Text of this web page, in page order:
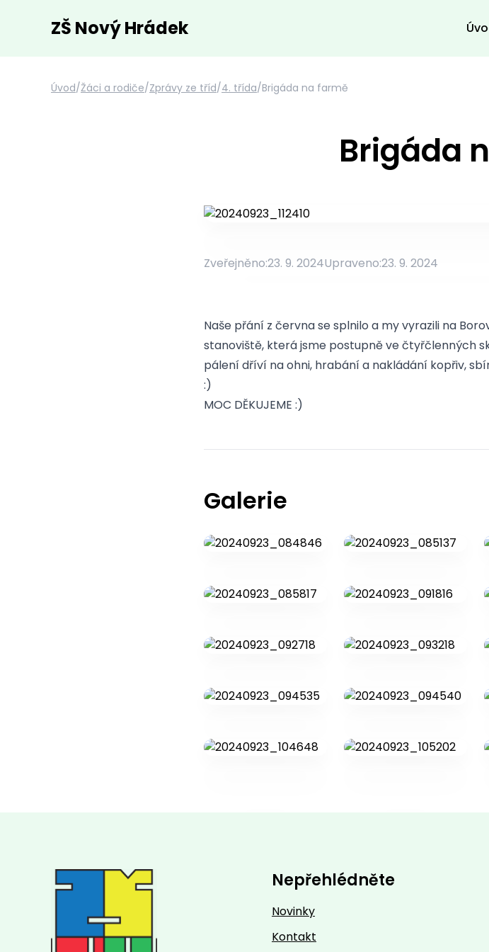
ZŠ Nový Hrádek
Úvod/Žáci a rodiče/Zprávy ze tříd/4. třída/Brigáda na farmě
Brigáda
Zveřejněno:23. 9. 2024Upraveno:23. 9. 2024
Naše přání z června se splnilo a my vyrazili na
stanoviště, která jsme postupně ve čtyřčlenných
pálení dříví na ohni, hrabání a nakládání kopřiv,
:)
MOC DĚKUJEME :)
Galerie
Nepřehlédněte
Novinky
Kontakt